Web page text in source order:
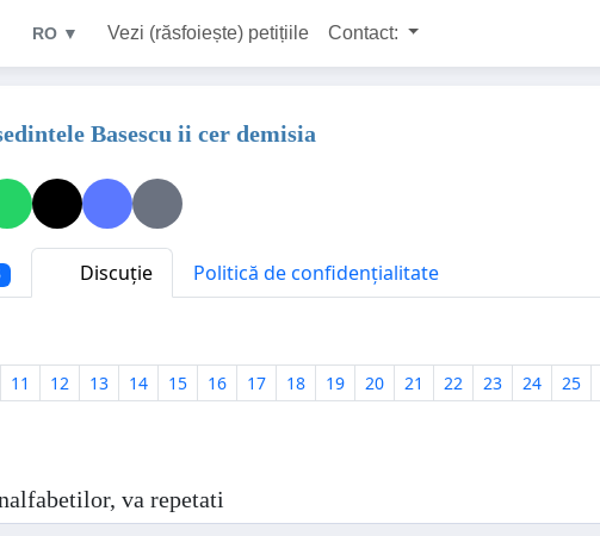
RO ▼ Vezi (răsfoiește) petițiile Contact:
Basescu ii cer demisia
Discuție Politică de confidențialitate
11 12 13 14 15 16 17 18 19 20 21 22 23 24 25
va repetati